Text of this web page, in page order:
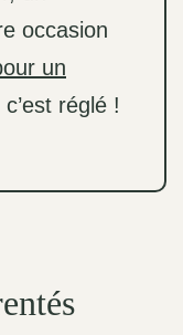
occasion
un
réglé !